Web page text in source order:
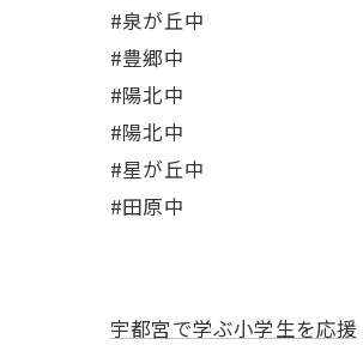
#泉が丘中
#豊郷中
#陽北中
#陽北中
#星が丘中
#田原中
宇都宮で学ぶ小学生を応援